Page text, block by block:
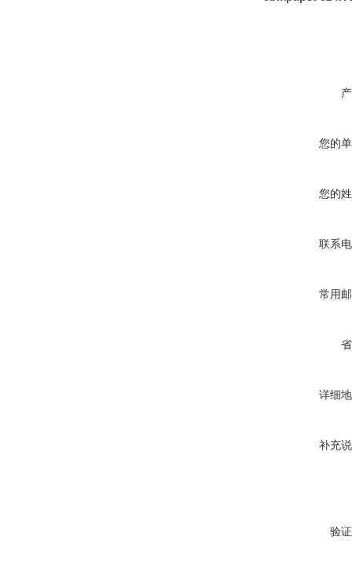
您的
您的
联系
常用
详细
补充
验